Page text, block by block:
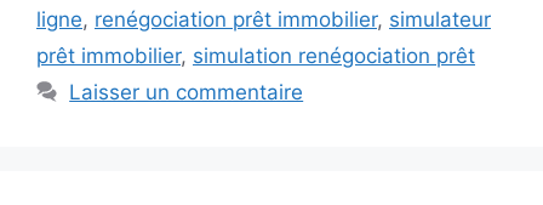
ligne, renégociation prêt immobilier, simulateur
prêt immobilier, simulation renégociation prêt
Laisser un commentaire